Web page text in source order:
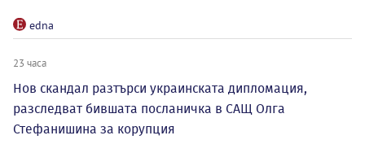
edna
23 часа
Нов скандал разтърси украинската дипломация,
разследват бившата посланичка в САЩ Олга
Стефанишина за корупция